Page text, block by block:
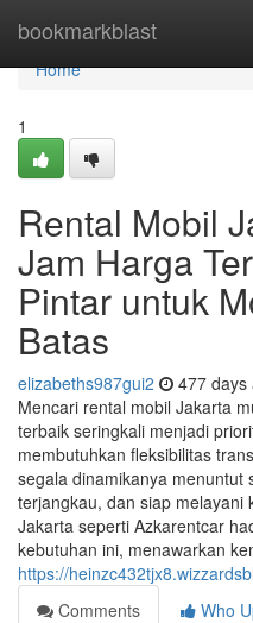
bookmarkblast
Home
Home
1
Rental Mobil
Jam Harga
Pintar untuk
Batas
elizabeths987gui2 477 days
Mencari rental mobil Jakarta
terbaik seringkali menjadi
membutuhkan fleksibilitas
segala dinamikanya menuntut
terjangkau, dan siap melayani
Jakarta seperti Azkarentcar
kebutuhan ini, menawarkan
https://
Comments
Who